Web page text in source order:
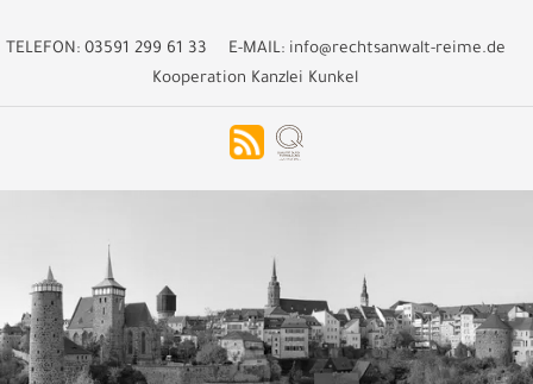
TELEFON: 03591 299 61 33 E-MAIL: info@rechtsanwalt-reime.de
Kooperation Kanzlei Kunkel